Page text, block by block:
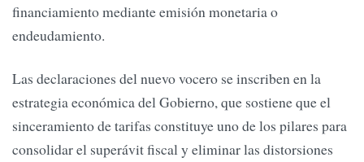
financiamiento mediante emisión monetaria o
endeudamiento.
Las declaraciones del nuevo vocero se inscriben en la
estrategia económica del Gobierno, que sostiene que el
sinceramiento de tarifas constituye uno de los pilares para
consolidar el superávit fiscal y eliminar las distorsiones